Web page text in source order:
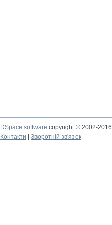
DSpace software copyright © 2002-2016
Контакти
Зворотній зв'язок